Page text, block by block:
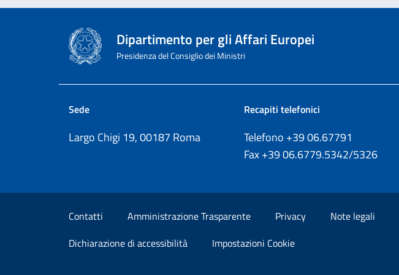
Dipartimento per gli Affari Europei
Presidenza del Consiglio dei Ministri
Sede
Largo Chigi 19, 00187 Roma
Recapiti telefonici
Telefono +3906.67791
Fax+3906.6779.5342/5326
Sezione Link Utili
Contatti Amministrazione Trasparente Privacy Note legali
Dichiarazione di accessibilità
Impostazioni Cookie